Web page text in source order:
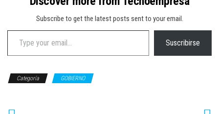
Subscribe to get the latest posts sent to your email.
Type your email…
Suscribirse
Categoría GOBIERNO